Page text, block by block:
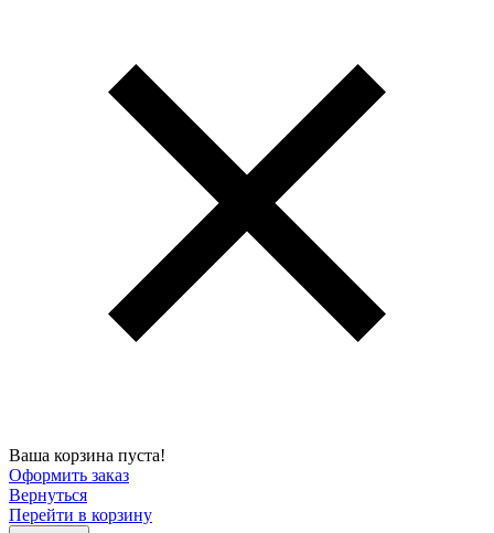
Ваша корзина пуста!
Оформить заказ
Вернуться
Перейти в корзину